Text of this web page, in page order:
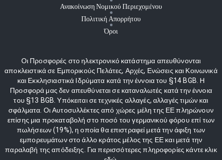
Ανακοίνωση Νομικού Περιεχομένου
Πολιτική Απορρήτου
Όροι
Οι Προσφορές στο ηλεκτρονικό κατάστημα απευθύνονται
αποκλειστικά σε Εμπορικούς Πελάτες, Αρχές, Ενώσεις και Κοινωνικά
και Εκκλησιαστικά Ιδρύματα κατά την έννοια του §14 BGB. Η
Προσφορά μας δεν απευθύνεται σε καταναλωτές κατά την έννοια
του §13 BGB. Υπόκειται σε τεχνικές αλλαγές, αλλαγές τιμών και
σφάλματα. Οι Αυτοσυλλέκτες από χώρες μέλη της ΕΕ πληρώνουν
επίσης μια προκαταβολή στο ποσό του γερμανικού φόρου επί των
πωλήσεων (19%), η οποία θα επιστραφεί μετά την άφιξη των
εμπορευμάτων στο άλλο κράτος μέλος της ΕΕ και μετά την
παραλαβή της απόδειξης. Για περισσότερες πληροφορίες κάντε κλικ